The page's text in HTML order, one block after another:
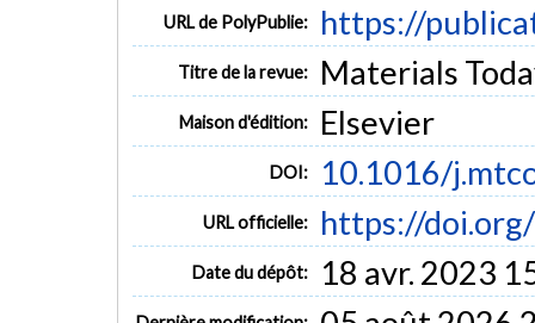
URL de PolyPublie: https://
Titre de la revue: Materials
Maison d'édition: Elsevier
DOI: 10.1016/
URL officielle: https://
Date du dépôt: 18 avr. 2023